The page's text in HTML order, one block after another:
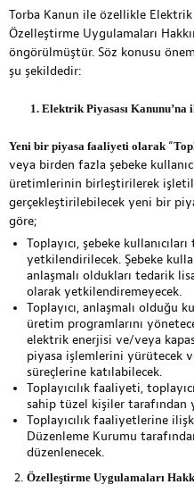
Torba Kanun ile özellikle Elektrik
Özelleştirme Uygulamaları
öngörülmüştür. Söz konusu
şu şekildedir:
1. Elektrik Piyasası Kanunu’na
Yeni bir piyasa faaliyeti olarak “
veya birden fazla şebeke
üretimlerinin birleştirilerek
gerçekleştirilebilecek yeni bir
göre;
Toplayıcı, şebeke
yetkilendirilecek. Şebeke
anlaşmalı oldukları tedarik
olarak yetkilendiremeyecek.
Toplayıcı, anlaşmalı olduğu
üretim programlarını
elektrik enerjisi ve/veya
piyasa işlemlerini yürütecek
süreçlerine katılabilecek.
Toplayıcılık faaliyeti,
sahip tüzel kişiler tarafından
Toplayıcılık faaliyetlerine
Düzenleme Kurumu
düzenlenecek.
Özelleştirme Uygulamaları